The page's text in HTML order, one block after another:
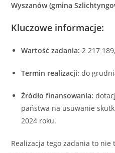
Wyszanów (gmina
Kluczowe informacje:
Wartość zadania: 2 217
Termin realizacji: do
Źródło finansowania:
państwa na usuwanie
2024 roku.
Realizacja tego zadania to